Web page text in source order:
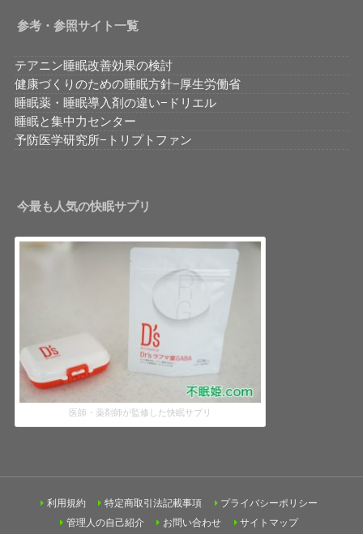
参考・参照サイト一覧
テアニン睡眠改善効果の検討
健康づくりのための睡眠方針−厚生労働省
睡眠薬・睡眠導入剤の違い−ドリエル
睡眠と集中力センター
予防医学研究所−トリプトファン
今最も人気の快眠サプリ
医師・薬剤師が監修した快眠サプリ
利用規約 特定商取引法記載事項
プライバシーポリシー
管理人の自己紹介
お問い合わせ サイトマップ